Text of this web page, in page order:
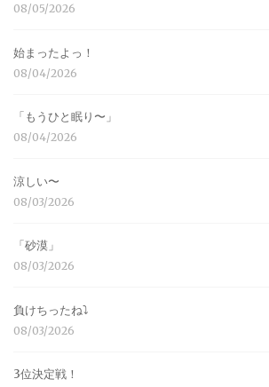
08/05/2026
始まったよっ！
08/04/2026
「もうひと眠り〜」
08/04/2026
涼しい〜
08/03/2026
「砂漠」
08/03/2026
負けちったね⤵︎
08/03/2026
3位決定戦！